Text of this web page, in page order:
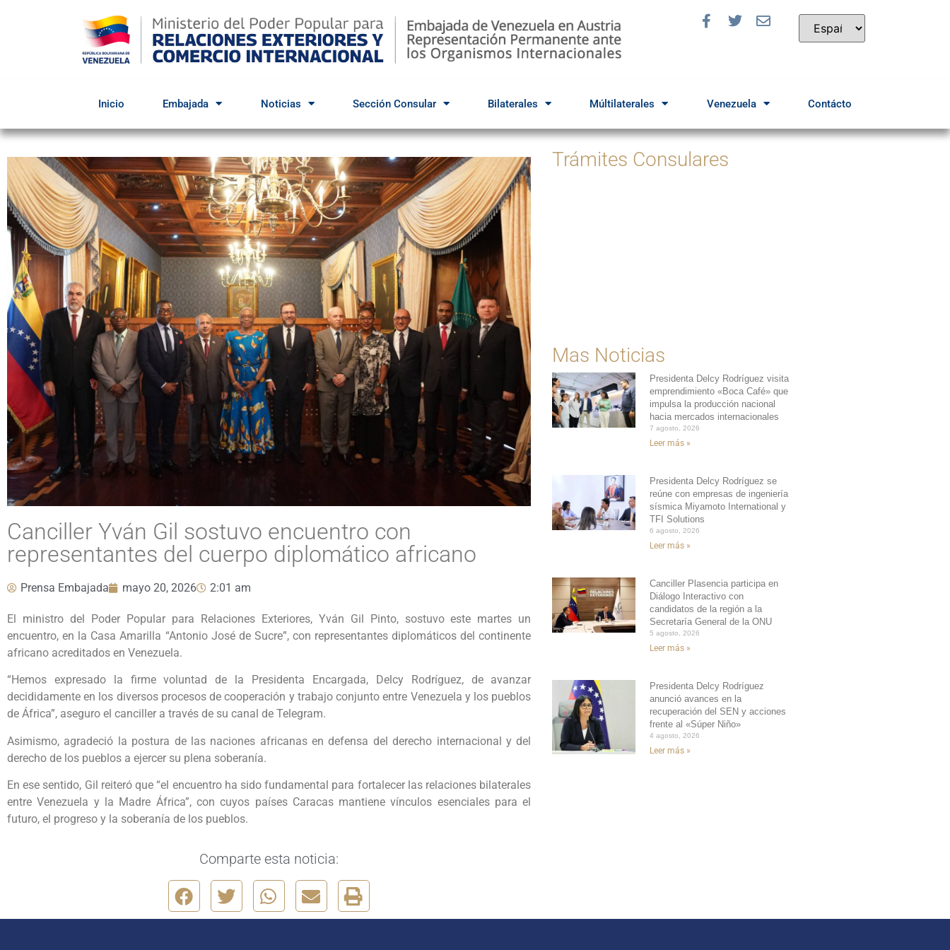
Inicio Embajada Noticias Sección Consular Bilaterales Múltilaterales Venezuela Contácto
Canciller Yván Gil sostuvo encuentro con
representantes del cuerpo diplomático africano
Prensa Embajada mayo 20, 2026 2:01 am
El ministro del Poder Popular para Relaciones Exteriores, Yván Gil Pinto, sostuvo este martes un
encuentro, en la Casa Amarilla “Antonio José de Sucre”, con representantes diplomáticos del continente
africano acreditados en Venezuela.
“Hemos expresado la firme voluntad de la Presidenta Encargada, Delcy Rodríguez, de avanzar
decididamente en los diversos procesos de cooperación y trabajo conjunto entre Venezuela y los pueblos
de África”, aseguro el canciller a través de su canal de Telegram.
Asimismo, agradeció la postura de las naciones africanas en defensa del derecho internacional y del
derecho de los pueblos a ejercer su plena soberanía.
En ese sentido, Gil reiteró que “el encuentro ha sido fundamental para fortalecer las relaciones bilaterales
entre Venezuela y la Madre África”, con cuyos países Caracas mantiene vínculos esenciales para el
futuro, el progreso y la soberanía de los pueblos.
Comparte esta noticia:
Trámites Consulares
Mas Noticias
Presidenta Delcy Rodríguez visita
emprendimiento «Boca Café» que
impulsa la producción nacional
hacia mercados internacionales
7 agosto, 2026
Leer más »
Presidenta Delcy Rodríguez se
reúne con empresas de ingeniería
sísmica Miyamoto International y
TFI Solutions
6 agosto, 2026
Leer más »
Canciller Plasencia participa en
Diálogo Interactivo con
candidatos de la región a la
Secretaría General de la ONU
5 agosto, 2026
Leer más »
Presidenta Delcy Rodríguez
anunció avances en la
recuperación del SEN y acciones
frente al «Súper Niño»
4 agosto, 2026
Leer más »